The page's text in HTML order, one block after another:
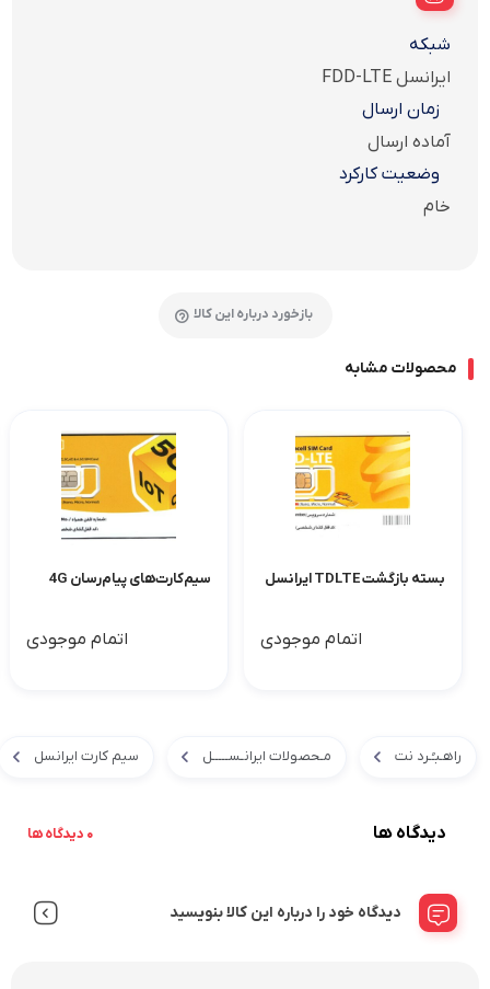
شبکه
ایرانسل FDD-LTE
زمان ارسال
آماده ارسال
وضعیت کارکرد
خام
بازخورد درباره این کالا
محصولات مشابه
بسته بازگشت TDLTE ایرانسل
اتمام موجودی
سیم‌کارت‌های پیام‌رسان 4G
اتمام موجودی
راهـبـُـرد نت مـحصولات ایرانـســـــل سیم کارت ایرانسل
دیدگاه ها 0 دیدگاه ها
دیدگاه خود را درباره این کالا بنویسید